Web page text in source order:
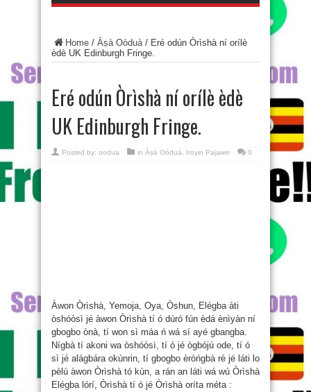
Home / Àṣà Oòduà/ Eré odún Òrìshà ní orílè
èdè UK Edinburgh Fringe.
Eré odún Òrìshà ní orílè èdè
UK Edinburgh Fringe.
Posted by: oodua in Àṣà Oòduà Iroyin Pajawiri 0
Àwon Òrìshà, Yemoja, Oya, Òshun, Elégba àti
òshóòsì jé àwon Òrìshà tí ó dúró fún èdá ènìyàn ní
gbogbo ònà, tí won sì máa ń wá sí ayé gbangba.
Nígbà tí akoni wa òshóòsì, tí ó jé ògbójú ode, tí ó
sì jé alágbára okùnrin, tí gbogbo èròńgbà rè jé láti lo
pèlú àwon Òrìshà tó kùn, a rán an láti wá wú Òrìshà
Elégba lórí, Òrìshà tí ó jé Òrìshà oríta méta :